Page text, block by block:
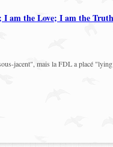
I am the Love; I am the
jacent", mais la FDL a placé